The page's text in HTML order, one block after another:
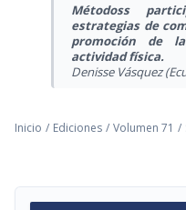
Métodoss
estrategias de
promoción de
actividad física.
Denisse Vásquez
Inicio / Ediciones / Volumen 71 /